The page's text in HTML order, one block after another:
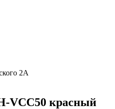
2А
VCC50 красный